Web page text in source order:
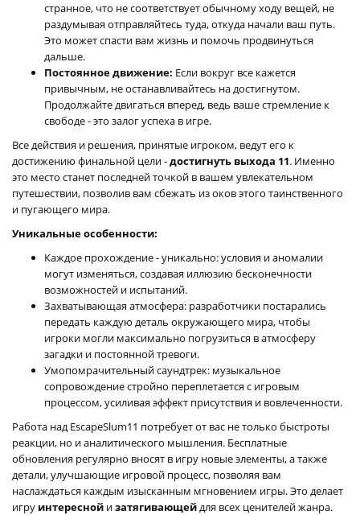
странное, что не соответствует обычному ходу вещей, не
раздумывая отправляйтесь туда, откуда начали ваш путь.
Это может спасти вам жизнь и помочь продвинуться
дальше.
Постоянное движение: Если вокруг все кажется
привычным, не останавливайтесь на достигнутом.
Продолжайте двигаться вперед, ведь ваше стремление к
свободе - это залог успеха в игре.
Все действия и решения, принятые игроком, ведут его к
достижению финальной цели -достигнуть выхода 11. Именно
это место станет последней точкой в вашем увлекательном
путешествии, позволив вам сбежать из оков этого таинственного
и пугающего мира.
Уникальные особенности:
Каждое прохождение - уникально: условия и аномалии
могут изменяться, создавая иллюзию бесконечности
возможностей и испытаний.
Захватывающая атмосфера: разработчики постарались
передать каждую деталь окружающего мира, чтобы
игроки могли максимально погрузиться в атмосферу
загадки и постоянной тревоги.
Умопомрачительный саундтрек: музыкальное
сопровождение стройно переплетается с игровым
процессом, усиливая эффект присутствия и вовлеченности.
Работа над EscapeSlum11 потребует от вас не только быстроты
реакции, но и аналитического мышления. Бесплатные
обновления регулярно вносят в игру новые элементы, а также
детали, улучшающие игровой процесс, позволяя вам
наслаждаться каждым изысканным мгновением игры. Это делает
игру интересной изатягивающейдля всех ценителей жанра.